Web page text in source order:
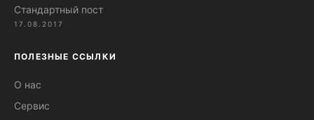
Стандартный пост
17.08.2017
ПОЛЕЗНЫЕ ССЫЛКИ
О нас
Сервис